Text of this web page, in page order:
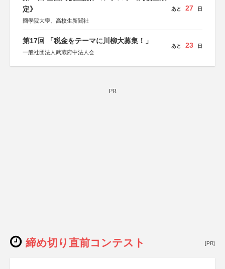
定》
國學院大學、高校生新聞社
あと 27 日
第17回 「税金をテーマに川柳大募集！」
一般社団法人武蔵府中法人会
あと 23 日
PR
締め切り直前コンテスト [PR]